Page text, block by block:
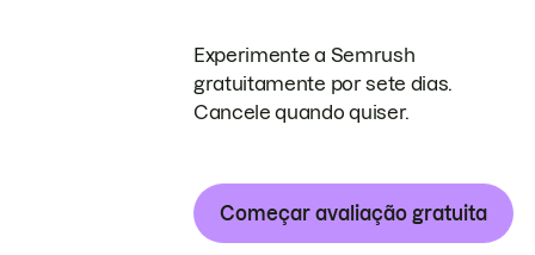
Experimente a Semrush
gratuitamente por sete dias.
Cancele quando quiser.
Começar avaliação gratuita